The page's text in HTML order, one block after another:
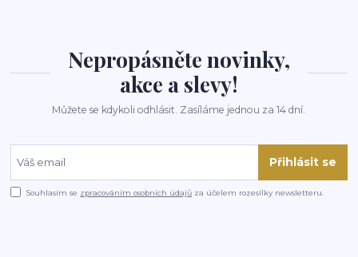
Nepropásněte novinky,
akce a slevy!
Můžete se kdykoli odhlásit. Zasíláme jednou za 14 dní.
Přihlásit se
Souhlasím se zpracováním osobních údajů za účelem rozesílky newsletteru.